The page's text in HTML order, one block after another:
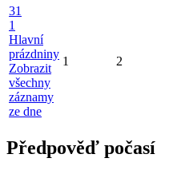
31
1
Hlavní
prázdniny
Zobrazit
všechny
záznamy
ze dne
1 2
Předpověď počasí